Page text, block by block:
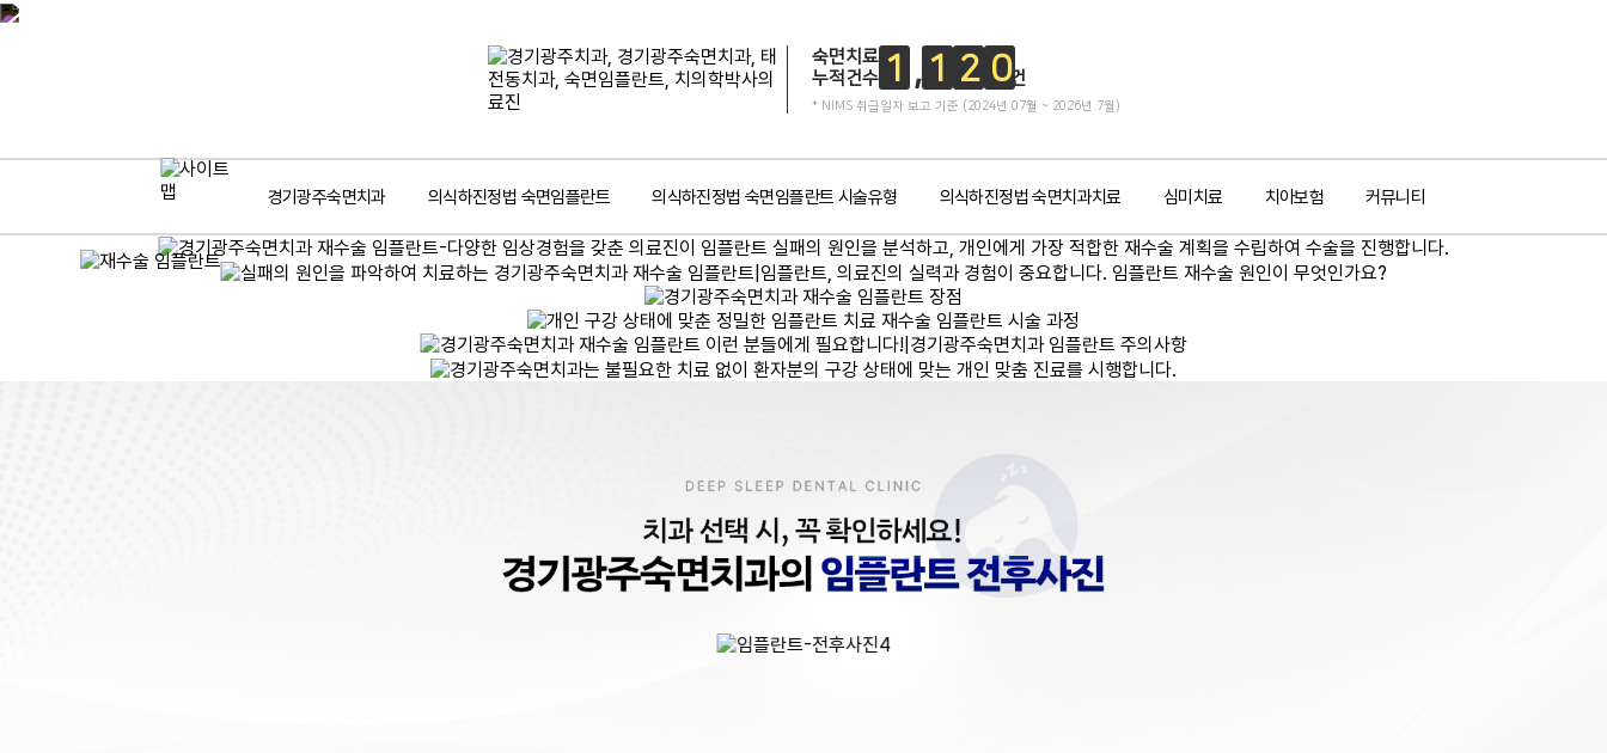
숙면치료
누적건수 1 1 2 0건
* NIMS 취급일자 보고 기준 (2024년 07월 ~ 2026년 7월)
경기광주숙면치과 의식하진정법 숙면임플란트 의식하진정법 숙면임플란트 시술유형 의식하진정법 숙면치과치료 심미치료 치아보험 커뮤니티